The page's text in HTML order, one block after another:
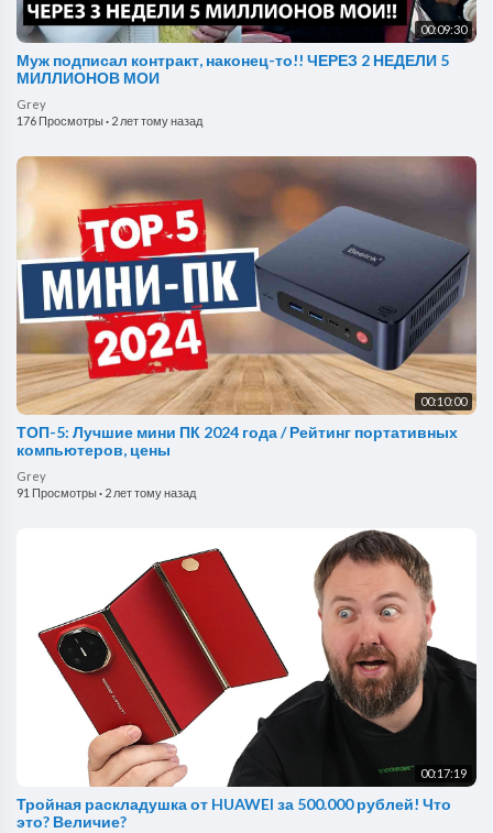
00:09:30
Муж подписал контракт, наконец-то!! ЧЕРЕЗ 2 НЕДЕЛИ 5
МИЛЛИОНОВ МОИ
Grey
176 Просмотры· 2 лет тому назад
00:10:00
ТОП-5: Лучшие мини ПК 2024 года / Рейтинг портативных
компьютеров, цены
Grey
91 Просмотры· 2 лет тому назад
00:17:19
Тройная раскладушка от HUAWEI за 500.000 рублей! Что
это? Величие?